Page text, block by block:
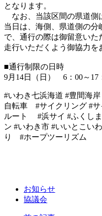
となります。
なお、当該区間の県道側
当日は、海側、県道側の
で、通行の際は御留意い
走行いただくよう御協力を
■通行制限の日時
9月14日（日） 6：00～17
#いわき七浜海道 #豊間海
自転車 #サイクリング #サ
ルート #浜サイ #ふくし
ン #いわき市 #いいとこ
り #ホープツーリズム
お知らせ
協議会